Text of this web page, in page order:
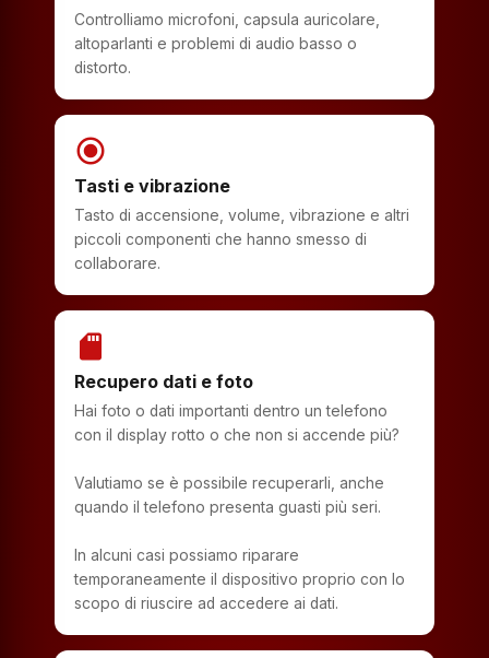
Controlliamo microfoni, capsula auricolare,
altoparlanti e problemi di audio basso o
distorto.
radio_button_checked
Tasti e vibrazione
Tasto di accensione, volume, vibrazione e altri
piccoli componenti che hanno smesso di
collaborare.
sd_storage
Recupero dati e foto
Hai foto o dati importanti dentro un telefono
con il display rotto o che non si accende più?
Valutiamo se è possibile recuperarli, anche
quando il telefono presenta guasti più seri.
In alcuni casi possiamo riparare
temporaneamente il dispositivo proprio con lo
scopo di riuscire ad accedere ai dati.